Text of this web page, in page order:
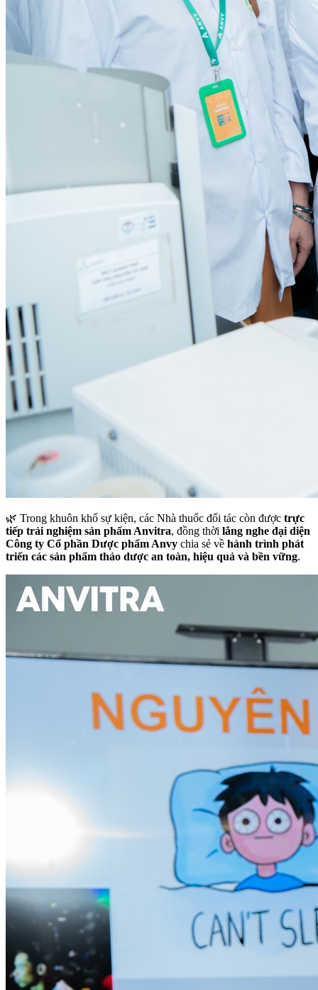
🌿 Trong khuôn khổ sự kiện, các Nhà thuốc đối tác còn được trực
tiếp trải nghiệm sản phẩm Anvitra, đồng thời lắng nghe đại diện
Công ty Cổ phần Dược phẩm Anvy chia sẻ về hành trình phát
triển các sản phẩm thảo dược an toàn, hiệu quả và bền vững.